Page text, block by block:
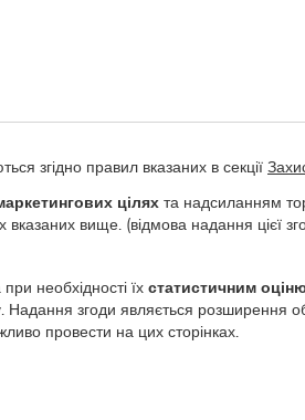
згідно правил вказаних в секції
цілях та надсиланням
вище. (відмова надання цієї
необхідності їх статистичним
згоди являється розширення
провести на цих сторінках.